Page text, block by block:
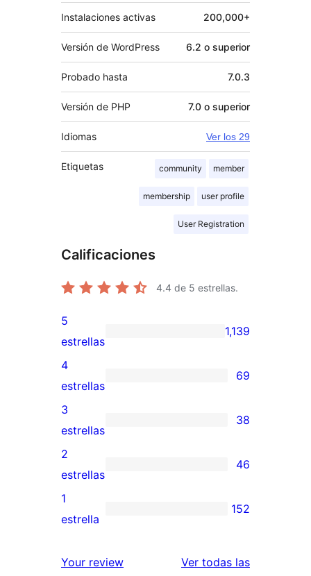
Instalaciones activas 200,000+
Versión de WordPress 6.2 o superior
Probado hasta 7.0.3
Versión de PHP 7.0 o superior
Idiomas Ver los 29
Etiquetas community member
membership user profile
User Registration
Calificaciones
4.4 de 5 estrellas.
1,139
valoraciones
de
5
estrellas
5
estrellas
1,139
69
valoraciones
de
4
estrellas
4
estrellas
69
38
valoraciones
de
3
estrellas
3
estrellas
38
46
valoraciones
de
estrellas
2
estrellas
46
152
de
1
estrella
152
Your review Ver todas lasreseñas